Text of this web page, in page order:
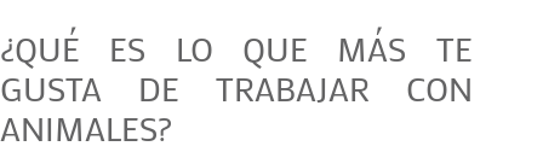
¿QUÉ ES LO QUE MÁS TE
GUSTA DE TRABAJAR CON
ANIMALES?